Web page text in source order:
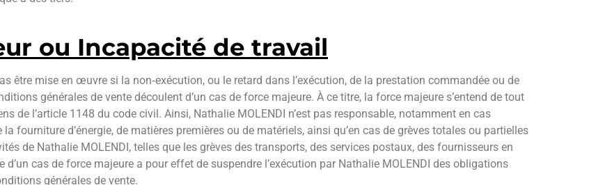
ou Incapacité de travail
être mise en œuvre si la non‐exécution, ou le retard dans l’exécution, de la prestation commandée ou de
générales de vente découlent d’un cas de force majeure. À ce titre, la force majeure s’entend de tout
de l’article 1148 du code civil. Ainsi, Nathalie MOLENDI n’est pas responsable, notamment en cas
la fourniture d’énergie, de matières premières ou de matériels, ainsi qu’en cas de grèves totales ou partielles
de Nathalie MOLENDI, telles que les grèves des transports, des services postaux, des fournisseurs en
cas de force majeure a pour effet de suspendre l’exécution par Nathalie MOLENDI des obligations
générales de vente.